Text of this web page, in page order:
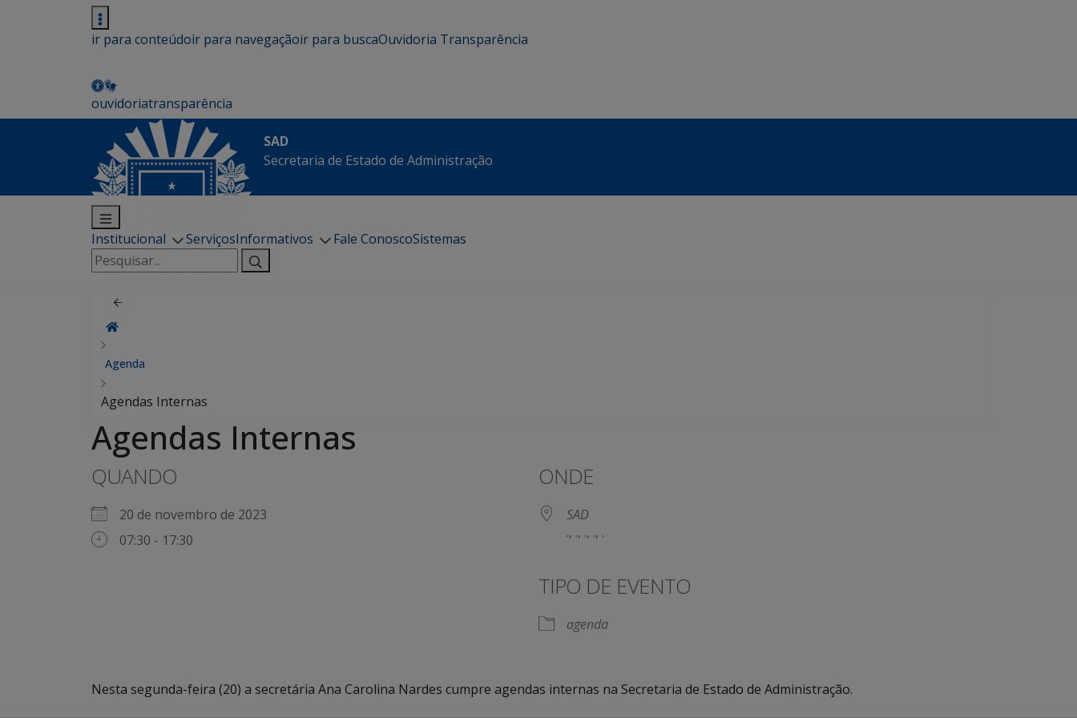
ir para conteúdoir para navegaçãoir para buscaOuvidoria Transparência
ouvidoriatransparência
SAD
Secretaria de Estado de Administração
Institucional ServiçosInformativos Fale ConoscoSistemas
Pesquisar
por:
Agenda
Agendas Internas
Agendas Internas
QUANDO
20 de novembro de 2023
07:30 - 17:30
ONDE
SAD
., ., ., ., .
TIPO DE EVENTO
agenda
Nesta segunda-feira (20) a secretária Ana Carolina Nardes cumpre agendas internas na Secretaria de Estado de Administração.